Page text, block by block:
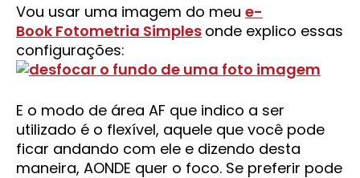
Vou usar uma imagem do meu e-
Book Fotometria Simples onde explico essas
configurações:
E o modo de área AF que indico a ser
utilizado é o flexível, aquele que você pode
ficar andando com ele e dizendo desta
maneira, AONDE quer o foco. Se preferir pode